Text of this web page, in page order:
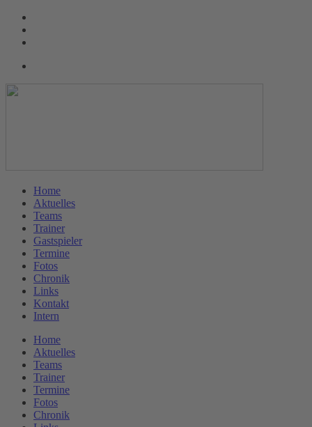
Home
Aktuelles
Teams
Trainer
Gastspieler
Termine
Fotos
Chronik
Links
Kontakt
Intern
Home
Aktuelles
Teams
Trainer
Termine
Fotos
Chronik